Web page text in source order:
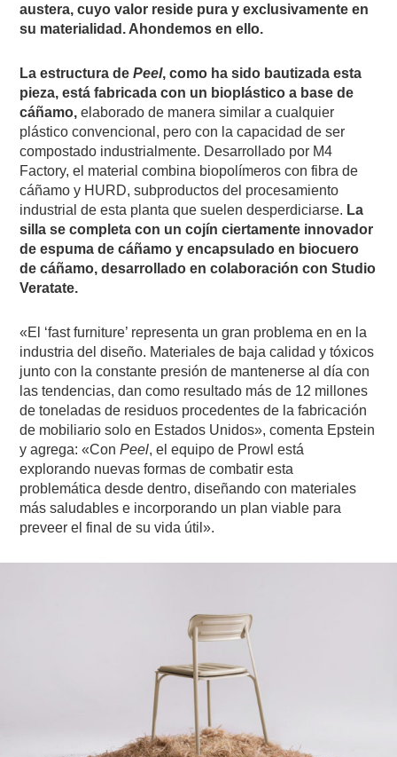
austera, cuyo valor reside pura y exclusivamente en
su materialidad. Ahondemos en ello.
La estructura dePeel, como ha sido bautizada esta
pieza, está fabricada con un bioplástico a base de
cáñamo, elaborado de manera similar a cualquier
plástico convencional, pero con la capacidad de ser
compostado industrialmente. Desarrollado por M4
Factory, el material combina biopolímeros con fibra de
cáñamo y HURD, subproductos del procesamiento
industrial de esta planta que suelen desperdiciarse. La
silla se completa con un cojín ciertamente innovador
de espuma de cáñamo y encapsulado en biocuero
de cáñamo, desarrollado en colaboración con Studio
Veratate.
«El ‘fast furniture’ representa un gran problema en en la
industria del diseño. Materiales de baja calidad y tóxicos
junto con la constante presión de mantenerse al día con
las tendencias, dan como resultado más de 12 millones
de toneladas de residuos procedentes de la fabricación
de mobiliario solo en Estados Unidos», comenta Epstein
y agrega: «ConPeel, el equipo de Prowl está
explorando nuevas formas de combatir esta
problemática desde dentro, diseñando con materiales
más saludables e incorporando un plan viable para
preveer el final de su vida útil».